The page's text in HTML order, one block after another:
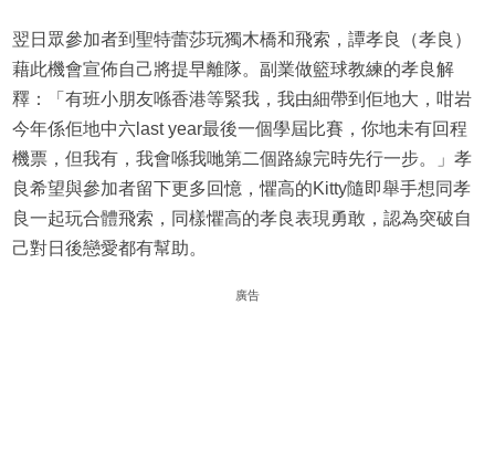
翌日眾參加者到聖特蕾莎玩獨木橋和飛索，譚孝良（孝良）
藉此機會宣佈自己將提早離隊。副業做籃球教練的孝良解
釋：「有班小朋友喺香港等緊我，我由細帶到佢地大，咁岩
今年係佢地中六last year最後一個學屆比賽，你地未有回程
機票，但我有，我會喺我哋第二個路線完時先行一步。」孝
良希望與參加者留下更多回憶，懼高的Kitty隨即舉手想同孝
良一起玩合體飛索，同樣懼高的孝良表現勇敢，認為突破自
己對日後戀愛都有幫助。
廣告